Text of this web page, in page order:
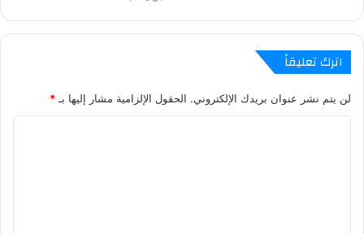
اترك تعليقاً
لن يتم نشر عنوان بريدك الإلكتروني. الحقول الإلزامية مشار إليها بـ *